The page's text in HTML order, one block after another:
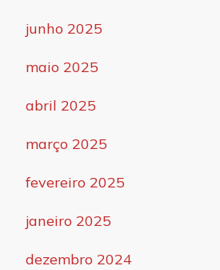
junho 2025
maio 2025
abril 2025
março 2025
fevereiro 2025
janeiro 2025
dezembro 2024